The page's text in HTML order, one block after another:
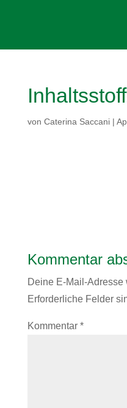
von Caterina Saccani|
Kommentar
Deine E-Mail-Adresse
Erforderliche Felder
Kommentar *